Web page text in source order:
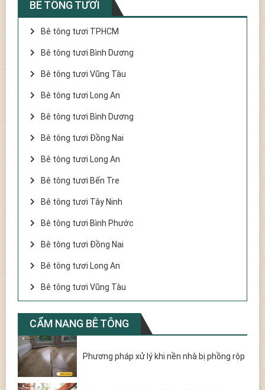
BÊ TÔNG TƯƠI
Bê tông tươi TPHCM
Bê tông tươi Bình Dương
Bê tông tươi Vũng Tàu
Bê tông tươi Long An
Bê tông tươi Bình Dương
Bê tông tươi Đồng Nai
Bê tông tươi Long An
Bê tông tươi Bến Tre
Bê tông tươi Tây Ninh
Bê tông tươi Bình Phước
Bê tông tươi Đồng Nai
Bê tông tươi Long An
Bê tông tươi Vũng Tàu
CẨM NANG BÊ TÔNG
Phương pháp xử lý khi nền nhà bị phồng rộp